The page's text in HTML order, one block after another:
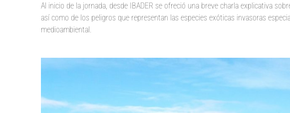
Al inicio de la jornada, desde IBADER se ofreció una breve charla explicativa
así como de los peligros que representan las especies exóticas invasoras
medioambiental.